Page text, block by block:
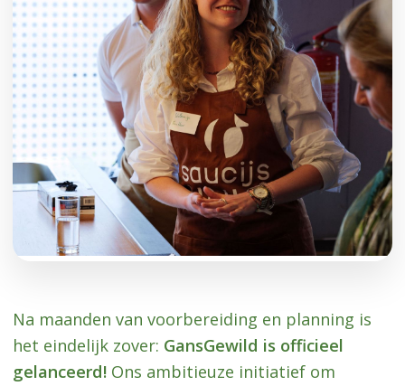
Na maanden van voorbereiding en planning is
het eindelijk zover: GansGewild is officieel
gelanceerd! Ons ambitieuze initiatief om